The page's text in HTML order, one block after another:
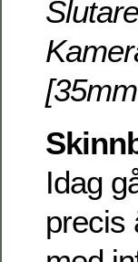
Idag
precis